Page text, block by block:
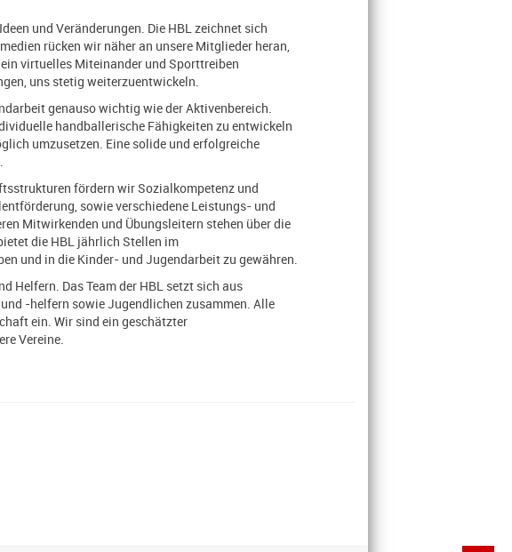
und Veränderungen. Die HBL zeichnet sich
rücken wir näher an unsere Mitglieder heran,
virtuelles Miteinander und Sporttreiben
uns stetig weiterzuentwickeln.
genauso wichtig wie der Aktivenbereich.
handballerische Fähigkeiten zu entwickeln
umzusetzen. Eine solide und erfolgreiche
fördern wir Sozialkompetenz und
sowie verschiedene Leistungs- und
Mitwirkenden und Übungsleitern stehen über die
die HBL jährlich Stellen im
und in die Kinder- und Jugendarbeit zu gewähren.
Helfern. Das Team der HBL setzt sich aus
-helfern sowie Jugendlichen zusammen. Alle
ein. Wir sind ein geschätzter
Vereine.